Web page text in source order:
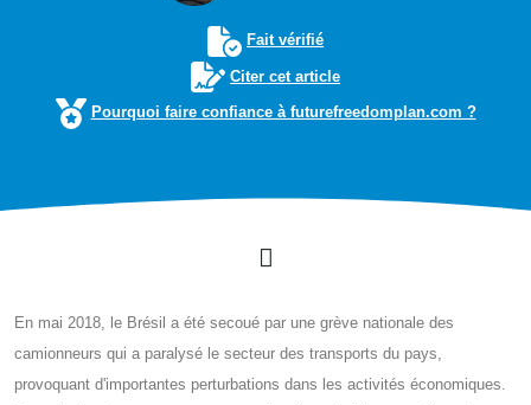
Fait vérifié
Citer cet article
Pourquoi faire confiance à futurefreedomplan.com ?
En mai 2018, le Brésil a été secoué par une grève nationale des
camionneurs qui a paralysé le secteur des transports du pays,
provoquant d'importantes perturbations dans les activités économiques.